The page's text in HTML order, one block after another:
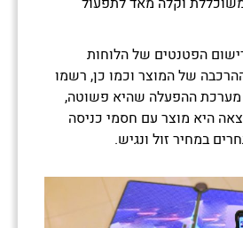
הפטנטים של הלוחות
של המוצר וכמו כן, רשמו
מערכת ההפעלה שהיא פשוטה,
היא מוצר עם חסמי כניסה
במחיר זול ונגיש.